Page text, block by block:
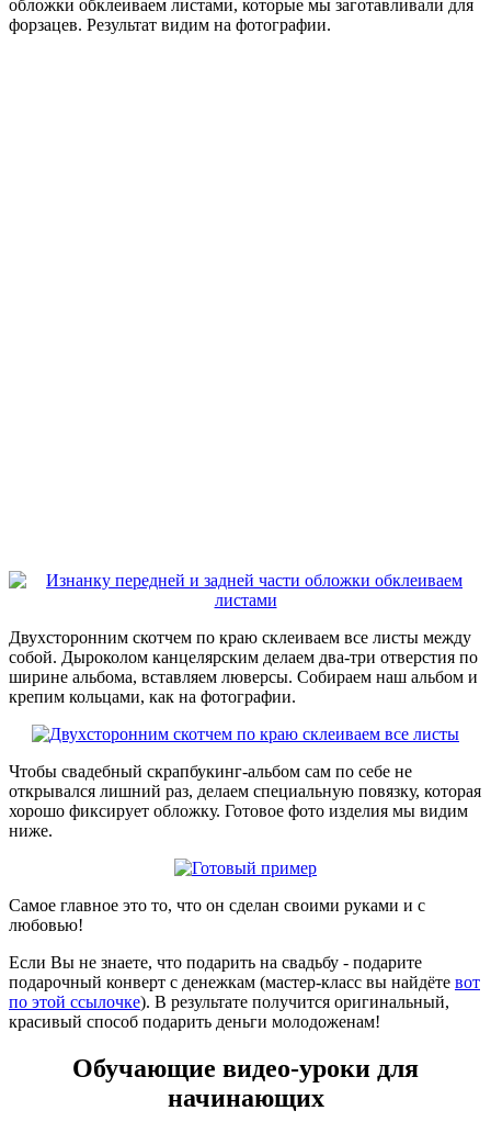
обложки обклеиваем листами, которые мы заготавливали для
форзацев. Результат видим на фотографии.
Двухсторонним скотчем по краю склеиваем все листы между
собой. Дыроколом канцелярским делаем два-три отверстия по
ширине альбома, вставляем люверсы. Собираем наш альбом и
крепим кольцами, как на фотографии.
Чтобы свадебный скрапбукинг-альбом сам по себе не
открывался лишний раз, делаем специальную повязку, которая
хорошо фиксирует обложку. Готовое фото изделия мы видим
ниже.
Самое главное это то, что он сделан своими руками и с
любовью!
Если Вы не знаете, что подарить на свадьбу - подарите
подарочный конверт с денежкам (мастер-класс вы найдёте вот
по этой ссылочке). В результате получится оригинальный,
красивый способ подарить деньги молодоженам!
Обучающие видео-уроки для
начинающих